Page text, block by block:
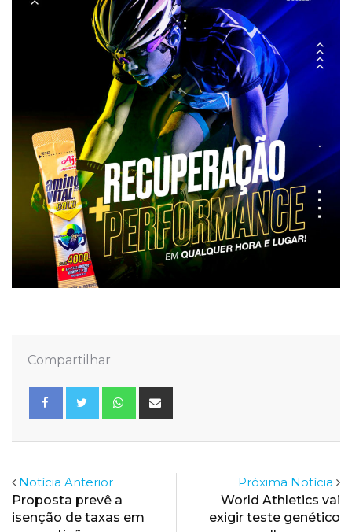
Compartilhar
Whatsapp
Notícia Anterior
Proposta prevê a
isenção de taxas em
Próxima Notícia
World Athletics vai
exigir teste genético